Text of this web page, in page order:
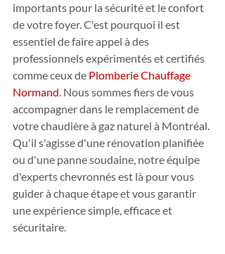
importants pour la sécurité et le confort
de votre foyer. C'est pourquoi il est
essentiel de faire appel à des
professionnels expérimentés et certifiés
comme ceux de Plomberie Chauffage
Normand. Nous sommes fiers de vous
accompagner dans le remplacement de
votre chaudière à gaz naturel à Montréal.
Qu'il s'agisse d'une rénovation planifiée
ou d'une panne soudaine, notre équipe
d'experts chevronnés est là pour vous
guider à chaque étape et vous garantir
une expérience simple, efficace et
sécuritaire.